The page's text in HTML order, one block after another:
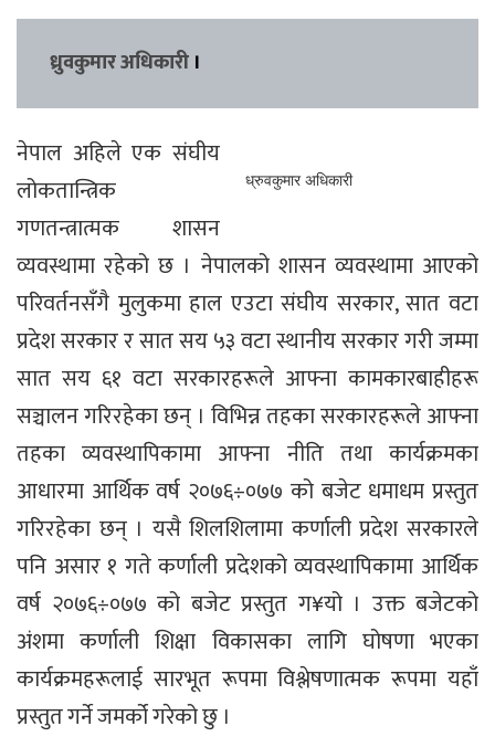
ध्रुवकुमार अधिकारी ।
ध्रुवकुमार अधिकारी
नेपाल अहिले एक संघीय
लोकतान्त्रिक
गणतन्त्रात्मक शासन
व्यवस्थामा रहेको छ । नेपालको शासन व्यवस्थामा आएको
परिवर्तनसँगै मुलुकमा हाल एउटा संघीय सरकार, सात वटा
प्रदेश सरकार र सात सय ५३ वटा स्थानीय सरकार गरी जम्मा
सात सय ६१ वटा सरकारहरूले आफ्ना कामकारबाहीहरू
सञ्चालन गरिरहेका छन् । विभिन्न तहका सरकारहरूले आफ्ना
तहका व्यवस्थापिकामा आफ्ना नीति तथा कार्यक्रमका
आधारमा आर्थिक वर्ष २०७६÷०७७ को बजेट धमाधम प्रस्तुत
गरिरहेका छन् । यसै शिलशिलामा कर्णाली प्रदेश सरकारले
पनि असार १ गते कर्णाली प्रदेशको व्यवस्थापिकामा आर्थिक
वर्ष २०७६÷०७७ को बजेट प्रस्तुत ग¥यो । उक्त बजेटको
अंशमा कर्णाली शिक्षा विकासका लागि घोषणा भएका
कार्यक्रमहरूलाई सारभूत रूपमा विश्लेषणात्मक रूपमा यहाँ
प्रस्तुत गर्ने जमर्को गरेको छु ।